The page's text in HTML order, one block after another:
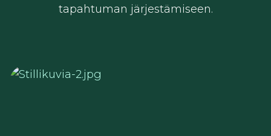
tapahtuman järjestämiseen.